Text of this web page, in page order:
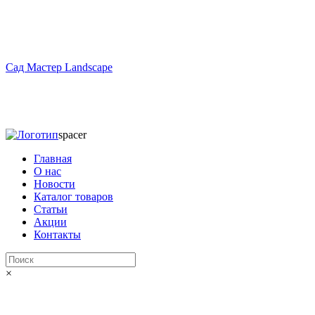
Сад Мастер Landscape
spacer
Главная
О нас
Новости
Каталог товаров
Статьи
Акции
Контакты
×